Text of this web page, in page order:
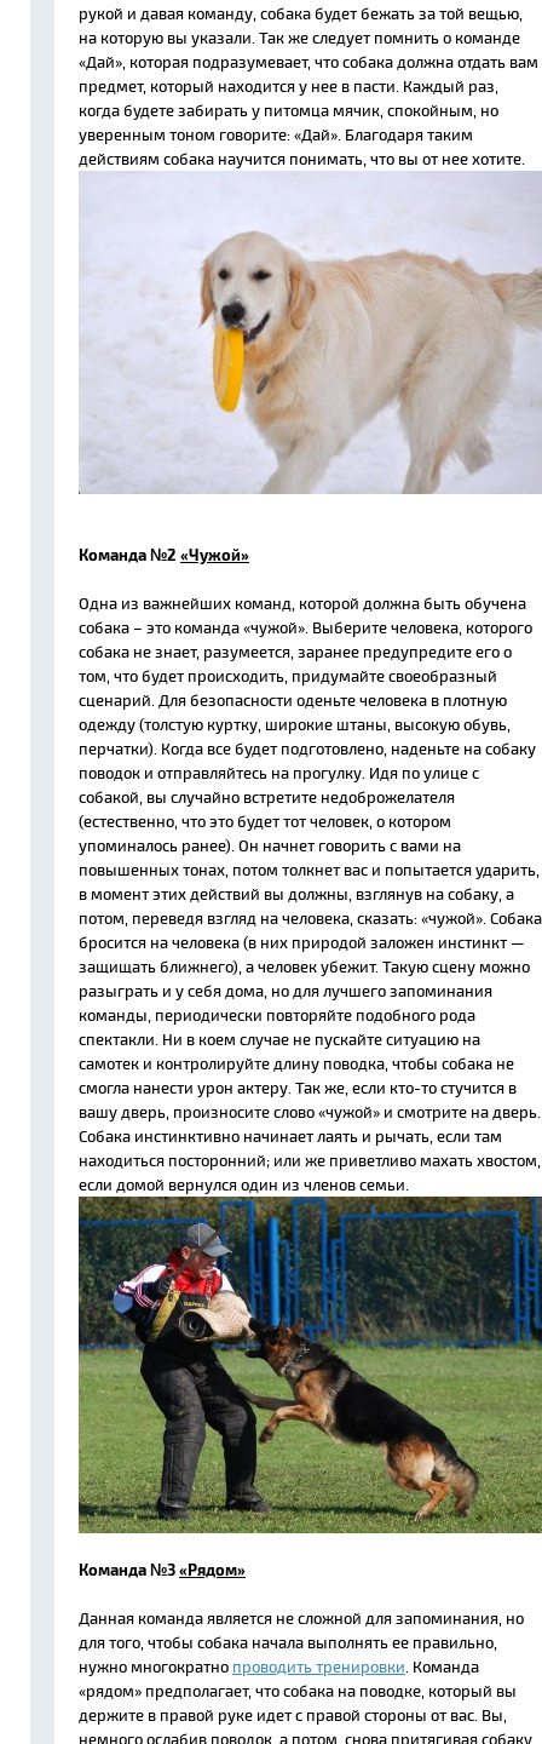
рукой и давая команду, собака будет бежать за той вещью,
на которую вы указали. Так же следует помнить о команде
«Дай», которая подразумевает, что собака должна отдать вам
предмет, который находится у нее в пасти. Каждый раз,
когда будете забирать у питомца мячик, спокойным, но
уверенным тоном говорите: «Дай». Благодаря таким
действиям собака научится понимать, что вы от нее хотите.
Команда №2 «Чужой»
Одна из важнейших команд, которой должна быть обучена
собака – это команда «чужой». Выберите человека, которого
собака не знает, разумеется, заранее предупредите его о
том, что будет происходить, придумайте своеобразный
сценарий. Для безопасности оденьте человека в плотную
одежду (толстую куртку, широкие штаны, высокую обувь,
перчатки). Когда все будет подготовлено, наденьте на собаку
поводок и отправляйтесь на прогулку. Идя по улице с
собакой, вы случайно встретите недоброжелателя
(естественно, что это будет тот человек, о котором
упоминалось ранее). Он начнет говорить с вами на
повышенных тонах, потом толкнет вас и попытается ударить,
в момент этих действий вы должны, взглянув на собаку, а
потом, переведя взгляд на человека, сказать: «чужой». Собака
бросится на человека (в них природой заложен инстинкт —
защищать ближнего), а человек убежит. Такую сцену можно
разыграть и у себя дома, но для лучшего запоминания
команды, периодически повторяйте подобного рода
спектакли. Ни в коем случае не пускайте ситуацию на
самотек и контролируйте длину поводка, чтобы собака не
смогла нанести урон актеру. Так же, если кто-то стучится в
вашу дверь, произносите слово «чужой» и смотрите на дверь.
Собака инстинктивно начинает лаять и рычать, если там
находиться посторонний; или же приветливо махать хвостом,
если домой вернулся один из членов семьи.
Команда №3 «Рядом»
Данная команда является не сложной для запоминания, но
для того, чтобы собака начала выполнять ее правильно,
нужно многократно проводить тренировки. Команда
«рядом» предполагает, что собака на поводке, который вы
держите в правой руке идет с правой стороны от вас. Вы,
немного ослабив поводок, а потом, снова притягивая собаку